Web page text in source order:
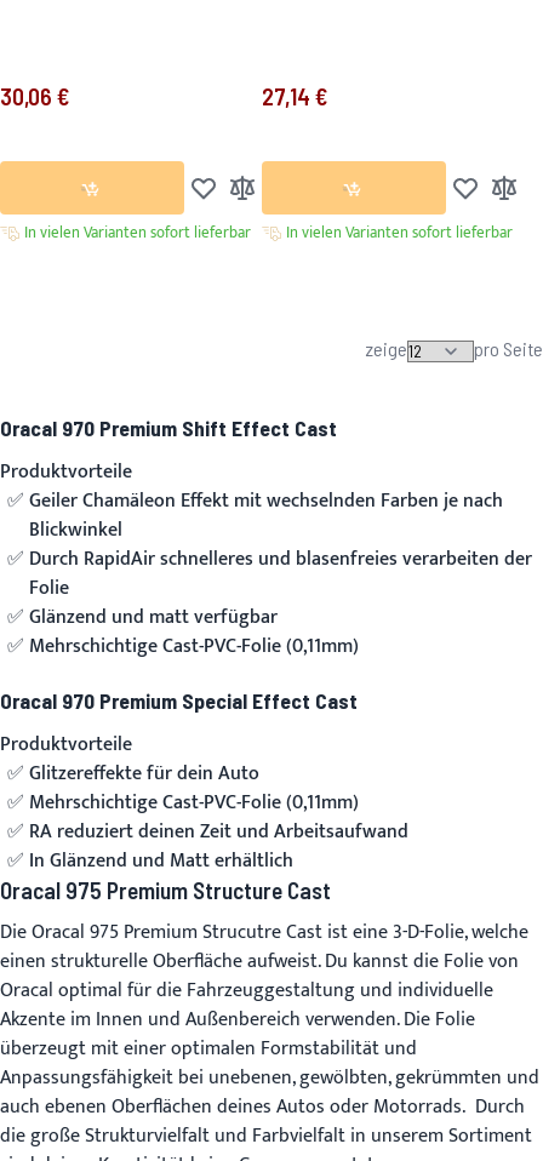
Ab
30,06 €
Zur Wunschliste hinzufügen
Zur Vergleichsliste hinzufügen
In vielen Varianten sofort lieferbar
Ab
27,14 €
Zur Zur
In vielen Varianten sofort lieferbar
zeige pro Seite
Oracal 970 Premium Shift Effect Cast
Produktvorteile
Geiler Chamäleon Effekt mit wechselnden Farben je nach
Blickwinkel
Durch RapidAir schnelleres und blasenfreies verarbeiten der
Folie
Glänzend und matt verfügbar
Mehrschichtige Cast-PVC-Folie (0,11mm)
Oracal 970 Premium Special Effect Cast
Produktvorteile
Glitzereffekte für dein Auto
Mehrschichtige Cast-PVC-Folie (0,11mm)
RA reduziert deinen Zeit und Arbeitsaufwand
In Glänzend und Matt erhältlich
Oracal 975 Premium Structure Cast
Die Oracal 975 Premium Strucutre Cast ist eine 3-D-Folie, welche
einen strukturelle Oberfläche aufweist. Du kannst die Folie von
Oracal optimal für die Fahrzeuggestaltung und individuelle
Akzente im Innen und Außenbereich verwenden. Die Folie
überzeugt mit einer optimalen Formstabilität und
Anpassungsfähigkeit bei unebenen, gewölbten, gekrümmten und
auch ebenen Oberflächen deines Autos oder Motorrads. Durch
die große Strukturvielfalt und Farbvielfalt in unserem Sortiment